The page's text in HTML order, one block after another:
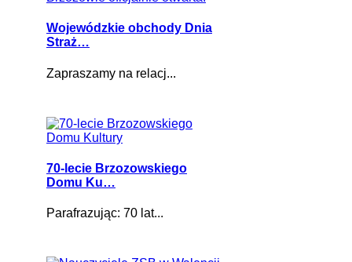
Wojewódzkie obchody Dnia
Straż…
Zapraszamy na relacj...
70-lecie Brzozowskiego
Domu Ku…
Parafrazując: 70 lat...